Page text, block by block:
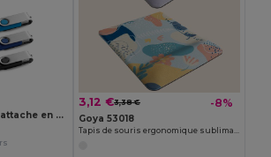
Clé USB 16GB avec attache en métal
3,12 €3,38 € -8%
Goya 53018
Tapis de souris ergonomique sublimation confort